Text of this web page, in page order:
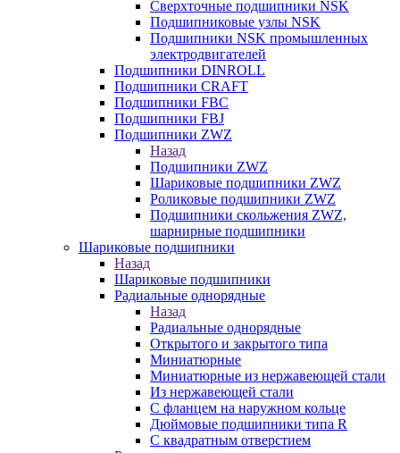
Сверхточные подшипники NSK
Подшипниковые узлы NSK
Подшипники NSK промышленных
электродвигателей
Подшипники DINROLL
Подшипники CRAFT
Подшипники FBC
Подшипники FBJ
Подшипники ZWZ
Назад
Подшипники ZWZ
Шариковые подшипники ZWZ
Роликовые подшипники ZWZ
Подшипники скольжения ZWZ,
шарнирные подшипники
Шариковые подшипники
Назад
Шариковые подшипники
Радиальные однорядные
Назад
Радиальные однорядные
Открытого и закрытого типа
Миниатюрные
Миниатюрные из нержавеющей стали
Из нержавеющей стали
С фланцем на наружном кольце
Дюймовые подшипники типа R
С квадратным отверстием